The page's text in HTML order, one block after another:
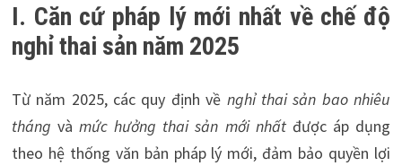
I. Căn cứ pháp lý mới nhất về chế độ
nghỉ thai sản năm 2025
Từ năm 2025, các quy định về nghỉ thai sản bao nhiêu
tháng vàmức hưởng thai sản mới nhấtđược áp dụng
theo hệ thống văn bản pháp lý mới, đảm bảo quyền lợi